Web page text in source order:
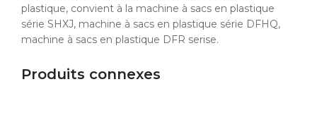
plastique, convient à la machine à sacs en plastique
série SHXJ, machine à sacs en plastique série DFHQ,
machine à sacs en plastique DFR serise.
Produits connexes